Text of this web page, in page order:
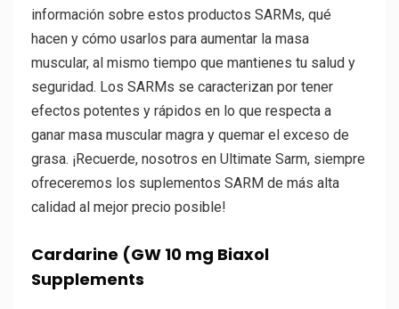
información sobre estos productos SARMs, qué
hacen y cómo usarlos para aumentar la masa
muscular, al mismo tiempo que mantienes tu salud y
seguridad. Los SARMs se caracterizan por tener
efectos potentes y rápidos en lo que respecta a
ganar masa muscular magra y quemar el exceso de
grasa. ¡Recuerde, nosotros en Ultimate Sarm, siempre
ofreceremos los suplementos SARM de más alta
calidad al mejor precio posible!
Cardarine (GW 10 mg Biaxol
Supplements